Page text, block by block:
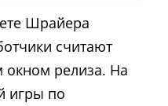
Шрайера
считают
окном релиза. На
игры по